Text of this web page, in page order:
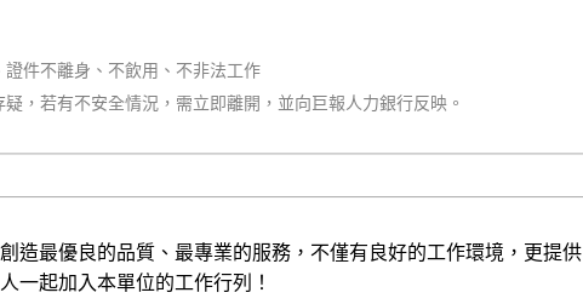
件不離身、不飲用、不非法工作
，若有不安全情況，需立即離開，並向巨報人力銀行反映。
造最優良的品質、最專業的服務，不僅有良好的工作環境，更提供
一起加入本單位的工作行列！